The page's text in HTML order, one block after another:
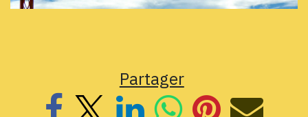
Partager